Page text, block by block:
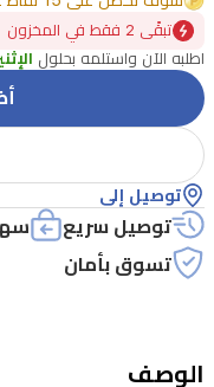
تبقًى 2 فقط في المخزون
اطلبه الآن واستلمه بحلول الإثنين،
توصيل إلى
توصيل سريع
تسوق بأمان
الوصف